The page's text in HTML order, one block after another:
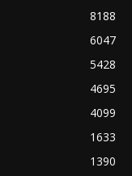
8188
6047
5428
4695
4099
1633
1390